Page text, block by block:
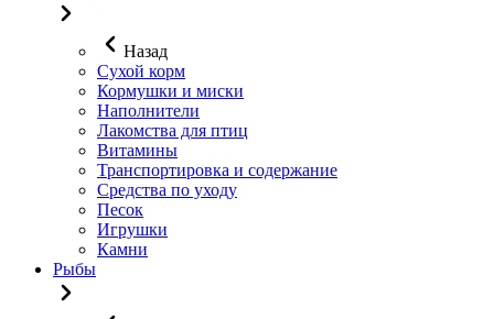
Назад
Сухой корм
Кормушки и миски
Наполнители
Лакомства для птиц
Витамины
Транспортировка и содержание
Средства по уходу
Песок
Игрушки
Камни
Рыбы